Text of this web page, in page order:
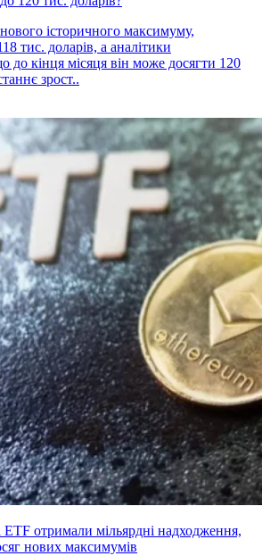
нового історичного максимуму,
тис. доларів, а аналітики
до кінця місяця він може досягти 120
зрост..
отримали мільярдні надходження,
нових максимумів